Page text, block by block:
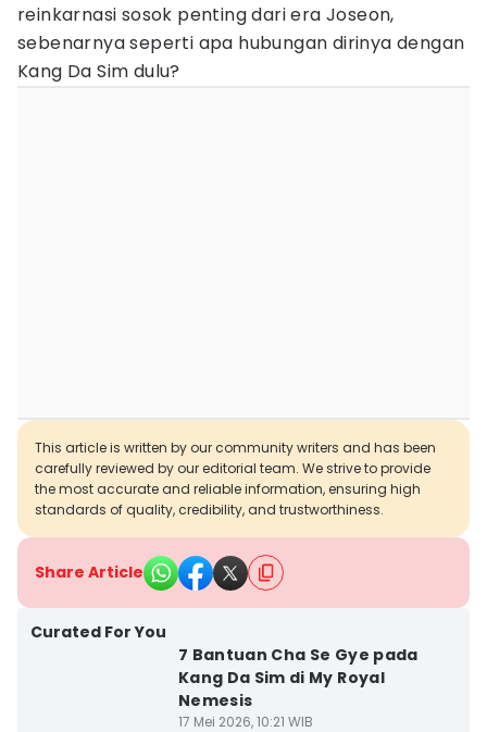
reinkarnasi sosok penting dari era Joseon,
sebenarnya seperti apa hubungan dirinya dengan
Kang Da Sim dulu?
This article is written by our community writers and has been
carefully reviewed by our editorial team. We strive to provide
the most accurate and reliable information, ensuring high
standards of quality, credibility, and trustworthiness.
Share Article
Curated For You
7 Bantuan Cha Se Gye pada
Kang Da Sim di My Royal
Nemesis
17 Mei 2026, 10:21 WIB